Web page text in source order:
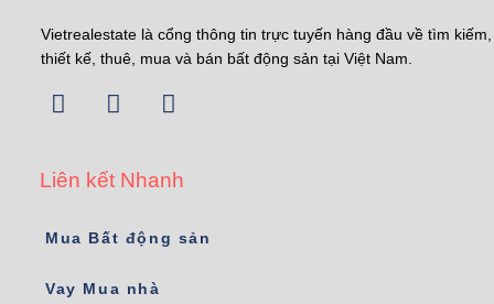
Vietrealestate là cổng thông tin trực tuyến hàng đầu về tìm kiếm,
thiết kế, thuê, mua và bán bất động sản tại Việt Nam.
Liên kết Nhanh
Mua Bất động sản
Vay Mua nhà